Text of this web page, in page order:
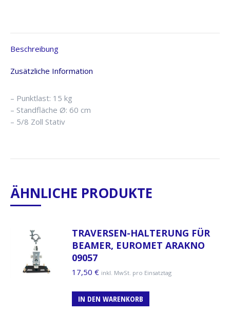
Beschreibung
Zusätzliche Information
– Punktlast: 15 kg
– Standfläche Ø: 60 cm
– 5/8 Zoll Stativ
ÄHNLICHE PRODUKTE
TRAVERSEN-HALTERUNG FÜR
BEAMER, EUROMET ARAKNO
09057
17,50 € inkl. MwSt. pro Einsatztag
IN DEN WARENKORB